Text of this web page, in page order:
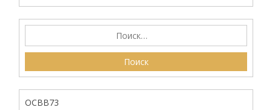
ОСВВ73